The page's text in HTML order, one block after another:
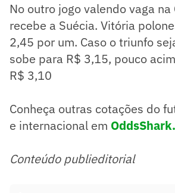
No outro jogo valendo vaga na
recebe a Suécia. Vitória
2,45 por um. Caso o triunfo
sobe para R$ 3,15, pouco
R$ 3,10
Conheça outras cotações do
e internacional em
Conteúdo publieditorial